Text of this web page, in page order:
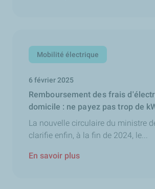
Mobilité électrique
6 février 2025
Remboursement des frais
domicile : ne payez pas trop de
La nouvelle circulaire du ministre
clarifie enfin, à la fin de 2024, le...
En savoir plus